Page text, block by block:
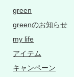
green
greenのお知らせ
my life
アイテム
キャンペーン